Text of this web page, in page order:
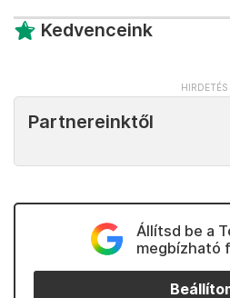
Kedvenceink
Partnereinktől
Állítsd be a
megbízható